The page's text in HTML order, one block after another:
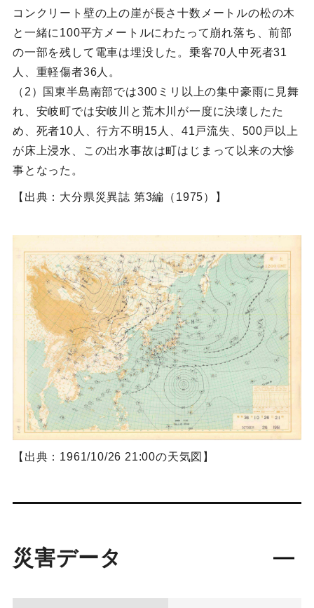
コンクリート壁の上の崖が長さ十数メートルの松の木
と一緒に100平方メートルにわたって崩れ落ち、前部
の一部を残して電車は埋没した。乗客70人中死者31
人、重軽傷者36人。
（2）国東半島南部では300ミリ以上の集中豪雨に見舞
れ、安岐町では安岐川と荒木川が一度に決壊したた
め、死者10人、行方不明15人、41戸流失、500戸以上
が床上浸水、この出水事故は町はじまって以来の大惨
事となった。
【出典：大分県災異誌 第3編（1975）】
【出典：1961/10/26 21:00の天気図】
災害データ